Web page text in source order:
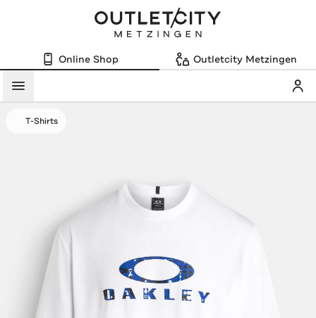
Online Shop Outletcity Metzingen
Menü
T-Shirts